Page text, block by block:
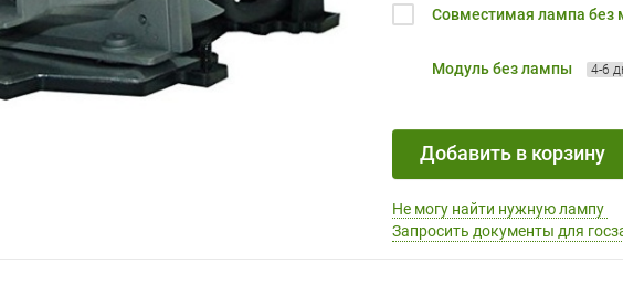
Совместимая лампа без
Модуль без лампы 4-6
Добавить в корзину
Не могу найти нужную лампу
Запросить документы для